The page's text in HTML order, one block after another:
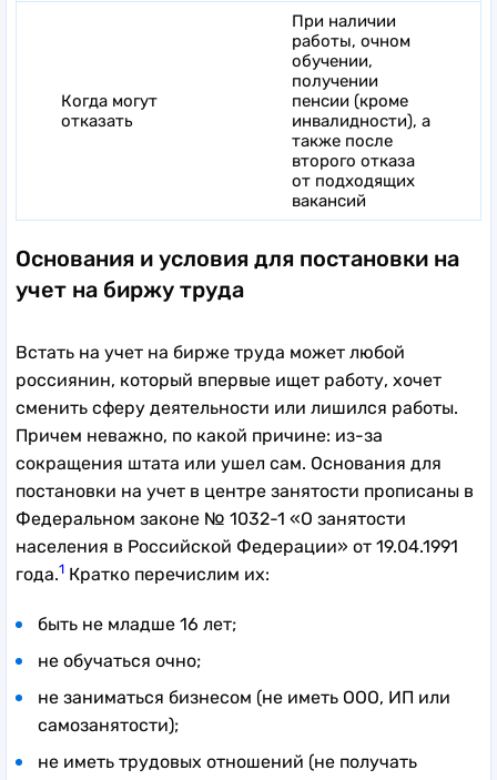
Когда могут
отказать
При наличии
работы, очном
обучении,
получении
пенсии (кроме
инвалидности), а
также после
второго отказа
от подходящих
вакансий
Основания и условия для постановки на
учет на биржу труда
Встать на учет на бирже труда может любой
россиянин, который впервые ищет работу, хочет
сменить сферу деятельности или лишился работы.
Причем неважно, по какой причине: из-за
сокращения штата или ушел сам. Основания для
постановки на учет в центре занятости прописаны в
Федеральном законе № 1032-1 «О занятости
населения в Российской Федерации» от 19.04.1991
года. 1 Кратко перечислим их:
быть не младше 16 лет;
не обучаться очно;
не заниматься бизнесом (не иметь ООО, ИП или
самозанятости);
не иметь трудовых отношений (не получать